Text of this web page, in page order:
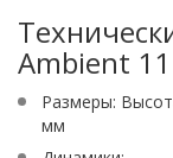
Ambient
Размеры:
мм